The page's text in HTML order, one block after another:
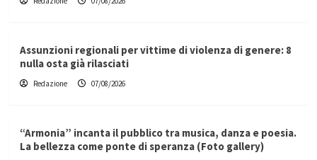
Assunzioni regionali per vittime di violenza di genere: 8
nulla osta già rilasciati
Redazione 07/08/2026
“Armonia” incanta il pubblico tra musica, danza e poesia.
La bellezza come ponte di speranza (Foto gallery)